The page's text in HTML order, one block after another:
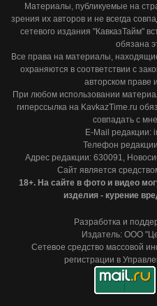
Материалы, публикуемые на
зрения их авторов и не всегда
сетевого издания "КавказТайм"
обязана
Все права на материалы,
охраняются в соответствии с
авторском праве
При любом использовании
гиперссылка на KavkazTime.ru
совпадать с
E-Mail редакции:
Телефон
Адрес редакции: 630091,
Сайт является
18+. На сайте в фото и видео
изделия - курение
Разработка и
Издатель: ООО
Сетевое средство массовой
регистрации в